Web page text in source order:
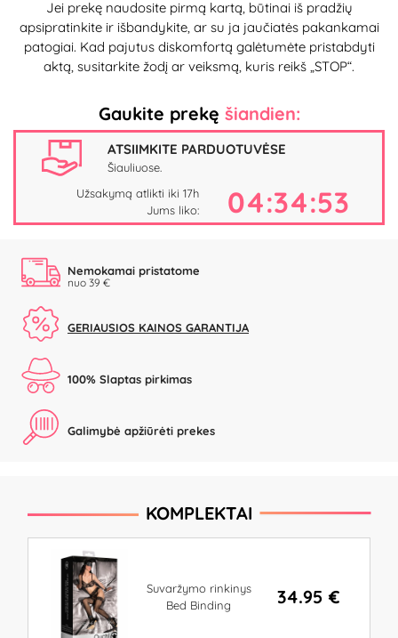
Jei prekę naudosite pirmą kartą, būtinai iš pradžių
apsipratinkite ir išbandykite, ar su ja jaučiatės pakankamai
patogiai. Kad pajutus diskomfortą galėtumėte pristabdyti
aktą, susitarkite žodį ar veiksmą, kuris reikš „STOP“.
Gaukite prekę šiandien:
ATSIIMKITE PARDUOTUVĖSE
Šiauliuose.
Užsakymą atlikti iki 17h
Jums liko:
04:34:52
Nemokamai pristatome
nuo 39 €
GERIAUSIOS KAINOS GARANTIJA
100% Slaptas pirkimas
Galimybė apžiūrėti prekes
KOMPLEKTAI
Suvaržymo rinkinys
Bed Binding
34.95 €